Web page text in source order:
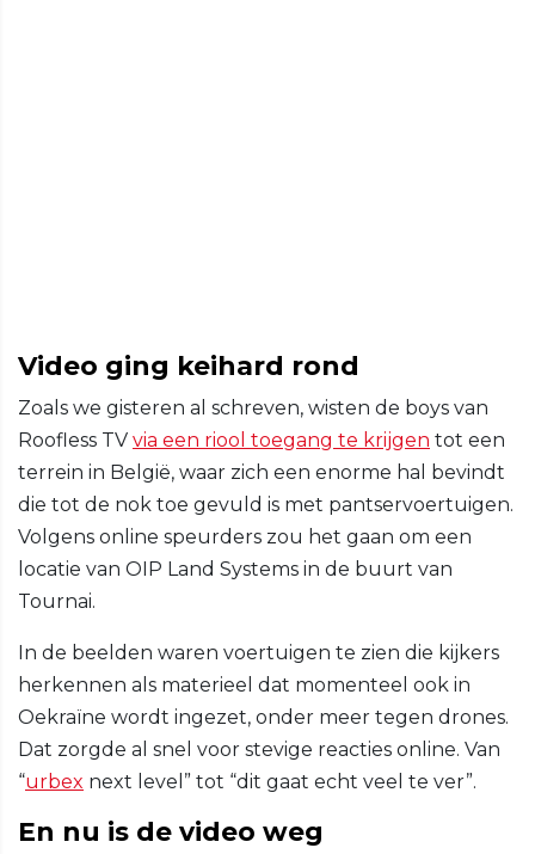
Video ging keihard rond
Zoals we gisteren al schreven, wisten de boys van
Roofless TV via een riool toegang te krijgen tot een
terrein in België, waar zich een enorme hal bevindt
die tot de nok toe gevuld is met pantservoertuigen.
Volgens online speurders zou het gaan om een
locatie van OIP Land Systems in de buurt van
Tournai.
In de beelden waren voertuigen te zien die kijkers
herkennen als materieel dat momenteel ook in
Oekraïne wordt ingezet, onder meer tegen drones.
Dat zorgde al snel voor stevige reacties online. Van
“urbex next level” tot “dit gaat echt veel te ver”.
En nu is de video weg